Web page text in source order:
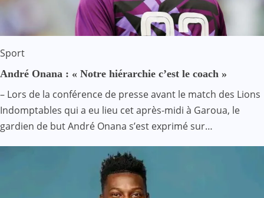
Sport
André Onana : « Notre hiérarchie c’est le coach »
– Lors de la conférence de presse avant le match des Lions
Indomptables qui a eu lieu cet après-midi à Garoua, le
gardien de but André Onana s’est exprimé sur…